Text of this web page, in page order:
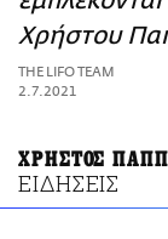
ΑΜΠΑ
PRINT
Χρήστου
THE LIFO TEAM
2.7.2021
ΧΡΗΣΤΟΣ
ΕΙΔΗΣΕΙΣ